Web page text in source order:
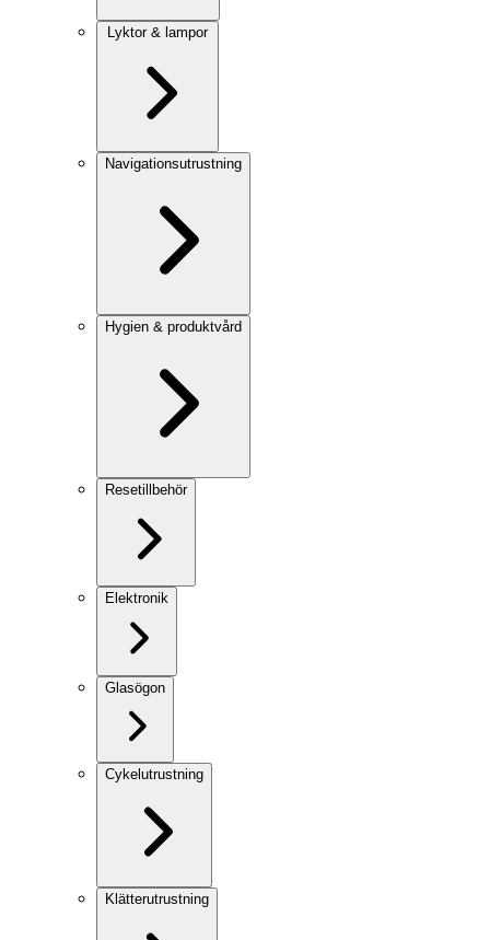
Lyktor & lampor
Navigationsutrustning
Hygien & produktvård
Resetillbehör
Elektronik
Glasögon
Cykelutrustning
Klätterutrustning